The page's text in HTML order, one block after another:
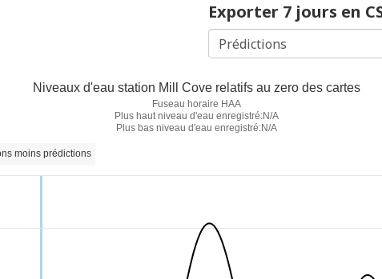
Exporter 7 jours en
Niveaux d'eau station Mill Cove relatifs au zero des cartes
Fuseau horaire HAA
Plus haut niveau d'eau enregistré:N/A
Plus bas niveau d'eau enregistré:N/A
moins prédictions